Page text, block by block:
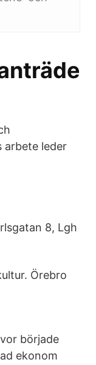
arbete leder
8, Lgh
Örebro
började
ekonom